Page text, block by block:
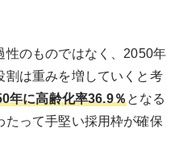
性のものではなく、2050年
割は重みを増していくと考
年に高齢化率36.9％ となる
たって手堅い採用枠が確保